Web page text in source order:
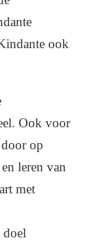
ook
Ook voor
op
leren van
met
doel